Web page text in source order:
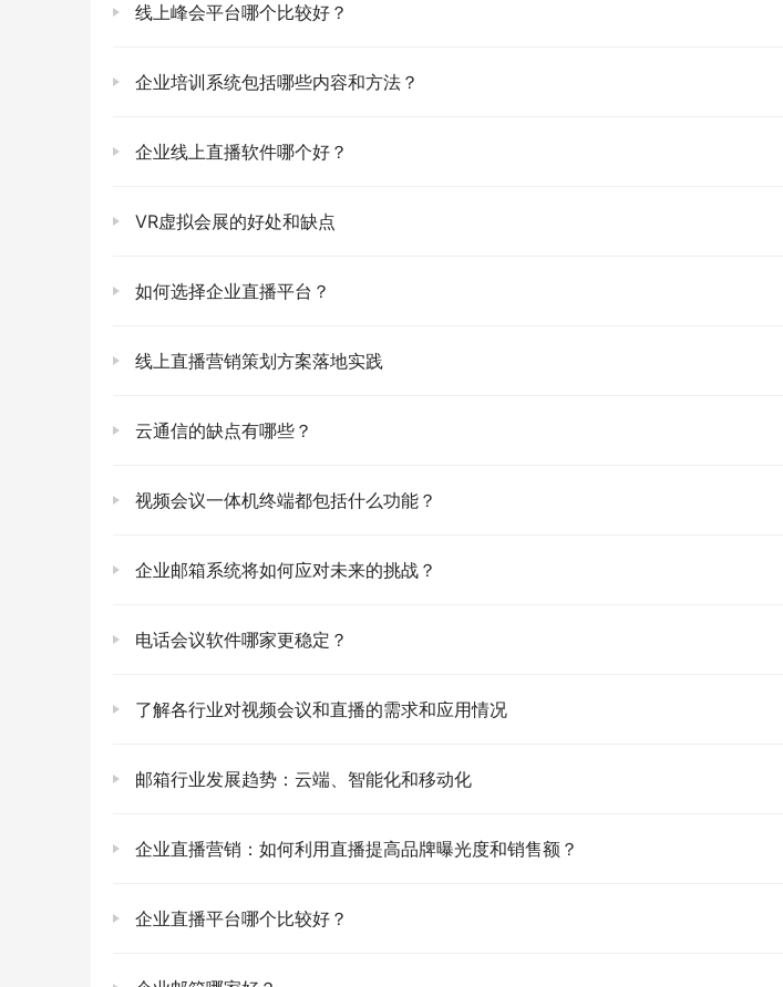
线上峰会平台哪个比较好？
企业培训系统包括哪些内容和方法？
企业线上直播软件哪个好？
VR虚拟会展的好处和缺点
如何选择企业直播平台？
线上直播营销策划方案落地实践
云通信的缺点有哪些？
视频会议一体机终端都包括什么功能？
企业邮箱系统将如何应对未来的挑战？
电话会议软件哪家更稳定？
了解各行业对视频会议和直播的需求和应用情况
邮箱行业发展趋势：云端、智能化和移动化
企业直播营销：如何利用直播提高品牌曝光度和销售额？
企业直播平台哪个比较好？